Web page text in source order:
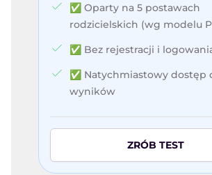
✅ Oparty na 5 postawach
rodzicielskich (wg modelu
✅ Bez rejestracji i
✅ Natychmiastowy dostęp
wyników
ZRÓB TEST